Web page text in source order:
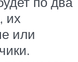
их
или